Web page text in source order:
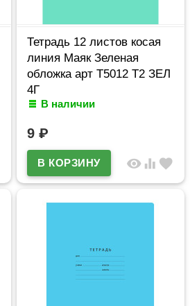
Тетрадь 12 листов косая
линия Маяк Зеленая
обложка арт Т5012 Т2 ЗЕЛ
4Г
В наличии
9₽
visibility equalizer favorite